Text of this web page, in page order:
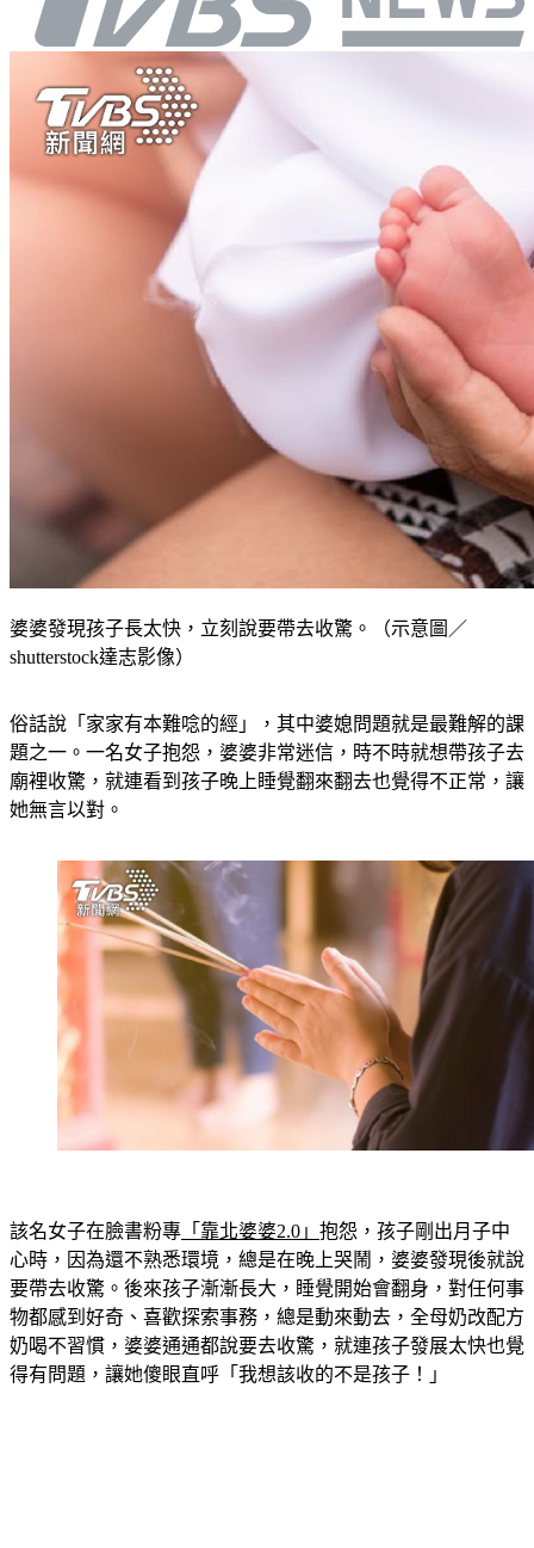
婆婆發現孩子長太快，立刻說要帶去收驚。（示意圖／
shutterstock達志影像）
俗話說「家家有本難唸的經」，其中婆媳問題就是最難解的課
題之一。一名女子抱怨，婆婆非常迷信，時不時就想帶孩子去
廟裡收驚，就連看到孩子晚上睡覺翻來翻去也覺得不正常，讓
她無言以對。
該名女子在臉書粉專 「靠北婆婆2.0」 抱怨，孩子剛出月子中
心時，因為還不熟悉環境，總是在晚上哭鬧，婆婆發現後就說
要帶去收驚。後來孩子漸漸長大，睡覺開始會翻身，對任何事
物都感到好奇、喜歡探索事務，總是動來動去，全母奶改配方
奶喝不習慣，婆婆通通都說要去收驚，就連孩子發展太快也覺
得有問題，讓她傻眼直呼「我想該收的不是孩子！」